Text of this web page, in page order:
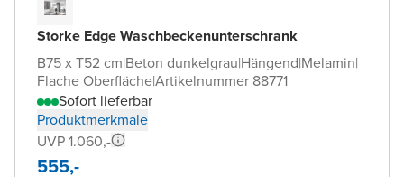
Storke Edge Waschbeckenunterschrank
B75 x T52 cm|Beton dunkelgrau|Hängend|Melamin|
Flache Oberfläche|Artikelnummer 88771
Sofort lieferbar
Produktmerkmale
UVP 1.060,-
555,-